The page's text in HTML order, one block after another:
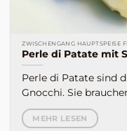
ZWISCHENGANG HAUPTSPEISE
Perle di Patate mit
Perle di Patate sind
Gnocchi. Sie
MEHR LESEN